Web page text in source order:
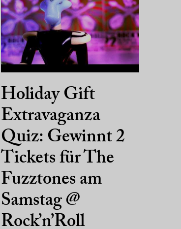
Holiday Gift
Extravaganza
Quiz: Gewinnt 2
Tickets für The
Fuzztones am
Samstag @
Rock’n’Roll